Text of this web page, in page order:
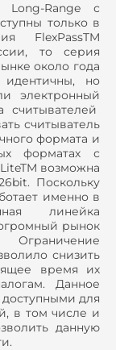
Long-Range с
только в
FlexPassTM
то серия
около года
но
электронный
считывателей
считыватель
формата и
форматах с
возможна
Поскольку
именно в
линейка
рынок
снизить
время их
Данное
для
в том числе и
данную